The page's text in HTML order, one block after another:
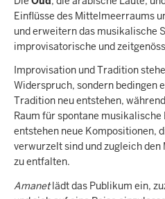
Einflüsse des Mittelmeerraums
und erweitern das musikalische
improvisatorische und
Improvisation und Tradition
Widerspruch, sondern bedingen
Tradition neu entstehen,
Raum für spontane musikalische
entstehen neue Kompositionen,
verwurzelt sind und zugleich
zu entfalten.
Amanetlädt das Publikum ein,